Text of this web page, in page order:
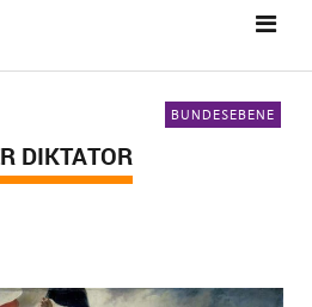
BUNDESEBENE
DIKTATOR